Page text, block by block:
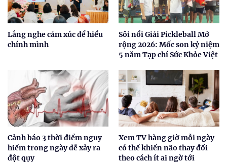
Lắng nghe cảm xúc để hiểu
chính mình
Sôi nổi Giải Pickleball Mở
rộng 2026: Mốc son kỷ niệm
5 năm Tạp chí Sức Khỏe Việt
Cảnh báo 3 thời điểm nguy
hiểm trong ngày dễ xảy ra
đột qụy
Xem TV hàng giờ mỗi ngày
có thể khiến não thay đổi
theo cách ít ai ngờ tới